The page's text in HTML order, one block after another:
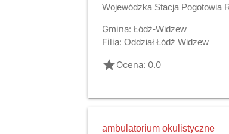
Wojewódzka Stacja Pogotowia
Gmina: Łódź-Widzew
Filia: Oddział Łódź Widzew
gradeOcena: 0.0
ambulatorium okulistyczne